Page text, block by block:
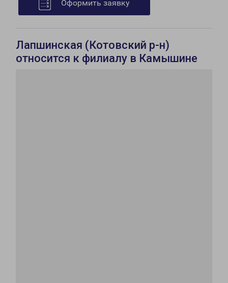
Оформить заявку
Лапшинская (Котовский р-н)
относится к филиалу в Камышине